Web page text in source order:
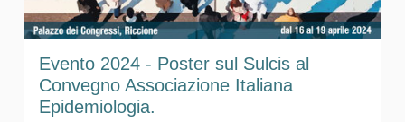
Evento 2024 - Poster sul Sulcis al
Convegno Associazione Italiana
Epidemiologia.